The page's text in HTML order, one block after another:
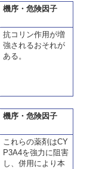
機序・危険因子
抗コリン作用が増
強されるおそれが
ある。
機序・危険因子
これらの薬剤はCY
P3A4を強力に阻害
し、併用により本